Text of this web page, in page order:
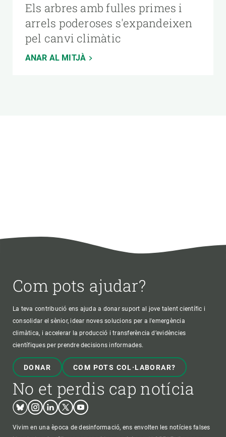
Els arbres amb fulles primes i
arrels poderoses s'expandeixen
pel canvi climàtic
ANAR AL MITJÀ
Com pots ajudar?
La teva contribució ens ajuda a donar suport al jove talent científic i
consolidar el sènior, idear noves solucions per a l'emergència
climàtica, i accelerar la producció i transferència d’evidències
científiques per prendre decisions informades.
DONAR COM POTS COL·LABORAR?
No et perdis cap notícia
BlueskyInstagram
LinkedinTwitterYoutube
Vivim en una època de desinformació, ens envolten les notícies falses